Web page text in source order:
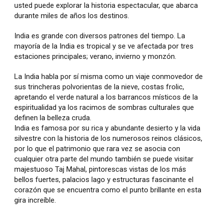
usted puede explorar la historia espectacular, que abarca
durante miles de años los destinos.
India es grande con diversos patrones del tiempo. La
mayoría de la India es tropical y se ve afectada por tres
estaciones principales; verano, invierno y monzón.
La India habla por sí misma como un viaje conmovedor de
sus trincheras polvorientas de la nieve, costas frolic,
apretando el verde natural a los barrancos místicos de la
espiritualidad ya los racimos de sombras culturales que
definen la belleza cruda.
India es famosa por su rica y abundante desierto y la vida
silvestre con la historia de los numerosos reinos clásicos,
por lo que el patrimonio que rara vez se asocia con
cualquier otra parte del mundo también se puede visitar
majestuoso Taj Mahal, pintorescas vistas de los más
bellos fuertes, palacios lago y estructuras fascinante el
corazón que se encuentra como el punto brillante en esta
gira increíble.